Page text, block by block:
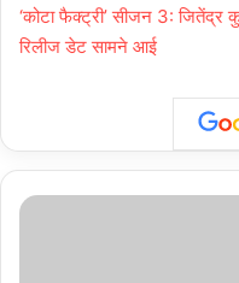
‘कोटा फैक्ट्री’ सीजन 3: जितेंद्र
रिलीज डेट सामने आई
SA20